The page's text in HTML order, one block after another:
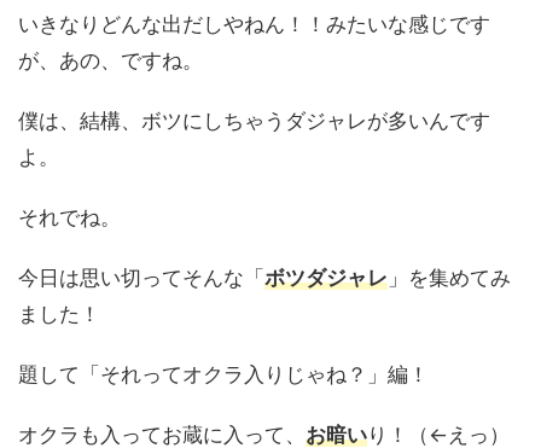
いきなりどんな出だしやねん！！みたいな感じです
が、あの、ですね。
僕は、結構、ボツにしちゃうダジャレが多いんです
よ。
それでね。
今日は思い切ってそんな「 ボツダジャレ 」を集めてみ
ました！
題して「それってオクラ入りじゃね？」編！
オクラも入ってお蔵に入って、 お暗いり！（←えっ）